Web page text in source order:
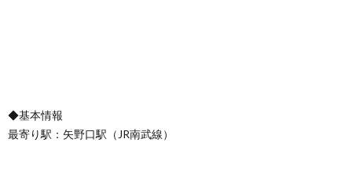
◆基本情報
最寄り駅：矢野口駅（JR南武線）